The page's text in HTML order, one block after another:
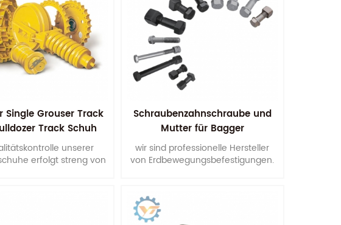
Single Grouser Track
Track Schuh
unserer
erfolgt streng von
bis zur
Verpackung.
Schraubenzahnschraube und
Mutter für Bagger
wir sind professionelle Hersteller
von Erdbewegungsbefestigungen.